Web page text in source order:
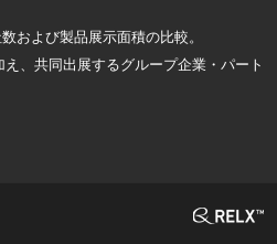
および製品展示面積の比較。
、共同出展するグループ企業・パート